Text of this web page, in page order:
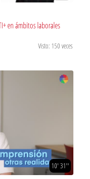
en ámbitos laborales
Visto: 150 veces
10' 31''